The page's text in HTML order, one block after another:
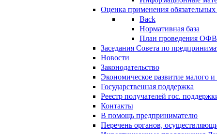
Оценка применения
Back
Нормативная база
План проведения
Заседания Совета по
Новости
Законодательство
Экономическое развитие малого и
Государственная поддержка
Реестр получателей гос.
Контакты
В помощь предпринимателю
Перечень органов,